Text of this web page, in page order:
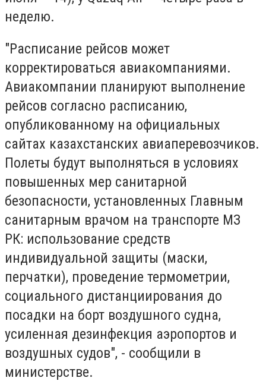
неделю.
"Расписание рейсов может
корректироваться авиакомпаниями.
Авиакомпании планируют выполнение
рейсов согласно расписанию,
опубликованному на официальных
сайтах казахстанских авиаперевозчиков.
Полеты будут выполняться в условиях
повышенных мер санитарной
безопасности, установленных Главным
санитарным врачом на транспорте МЗ
РК: использование средств
индивидуальной защиты (маски,
перчатки), проведение термометрии,
социального дистанциирования до
посадки на борт воздушного судна,
усиленная дезинфекция аэропортов и
воздушных судов", - сообщили в
министерстве.